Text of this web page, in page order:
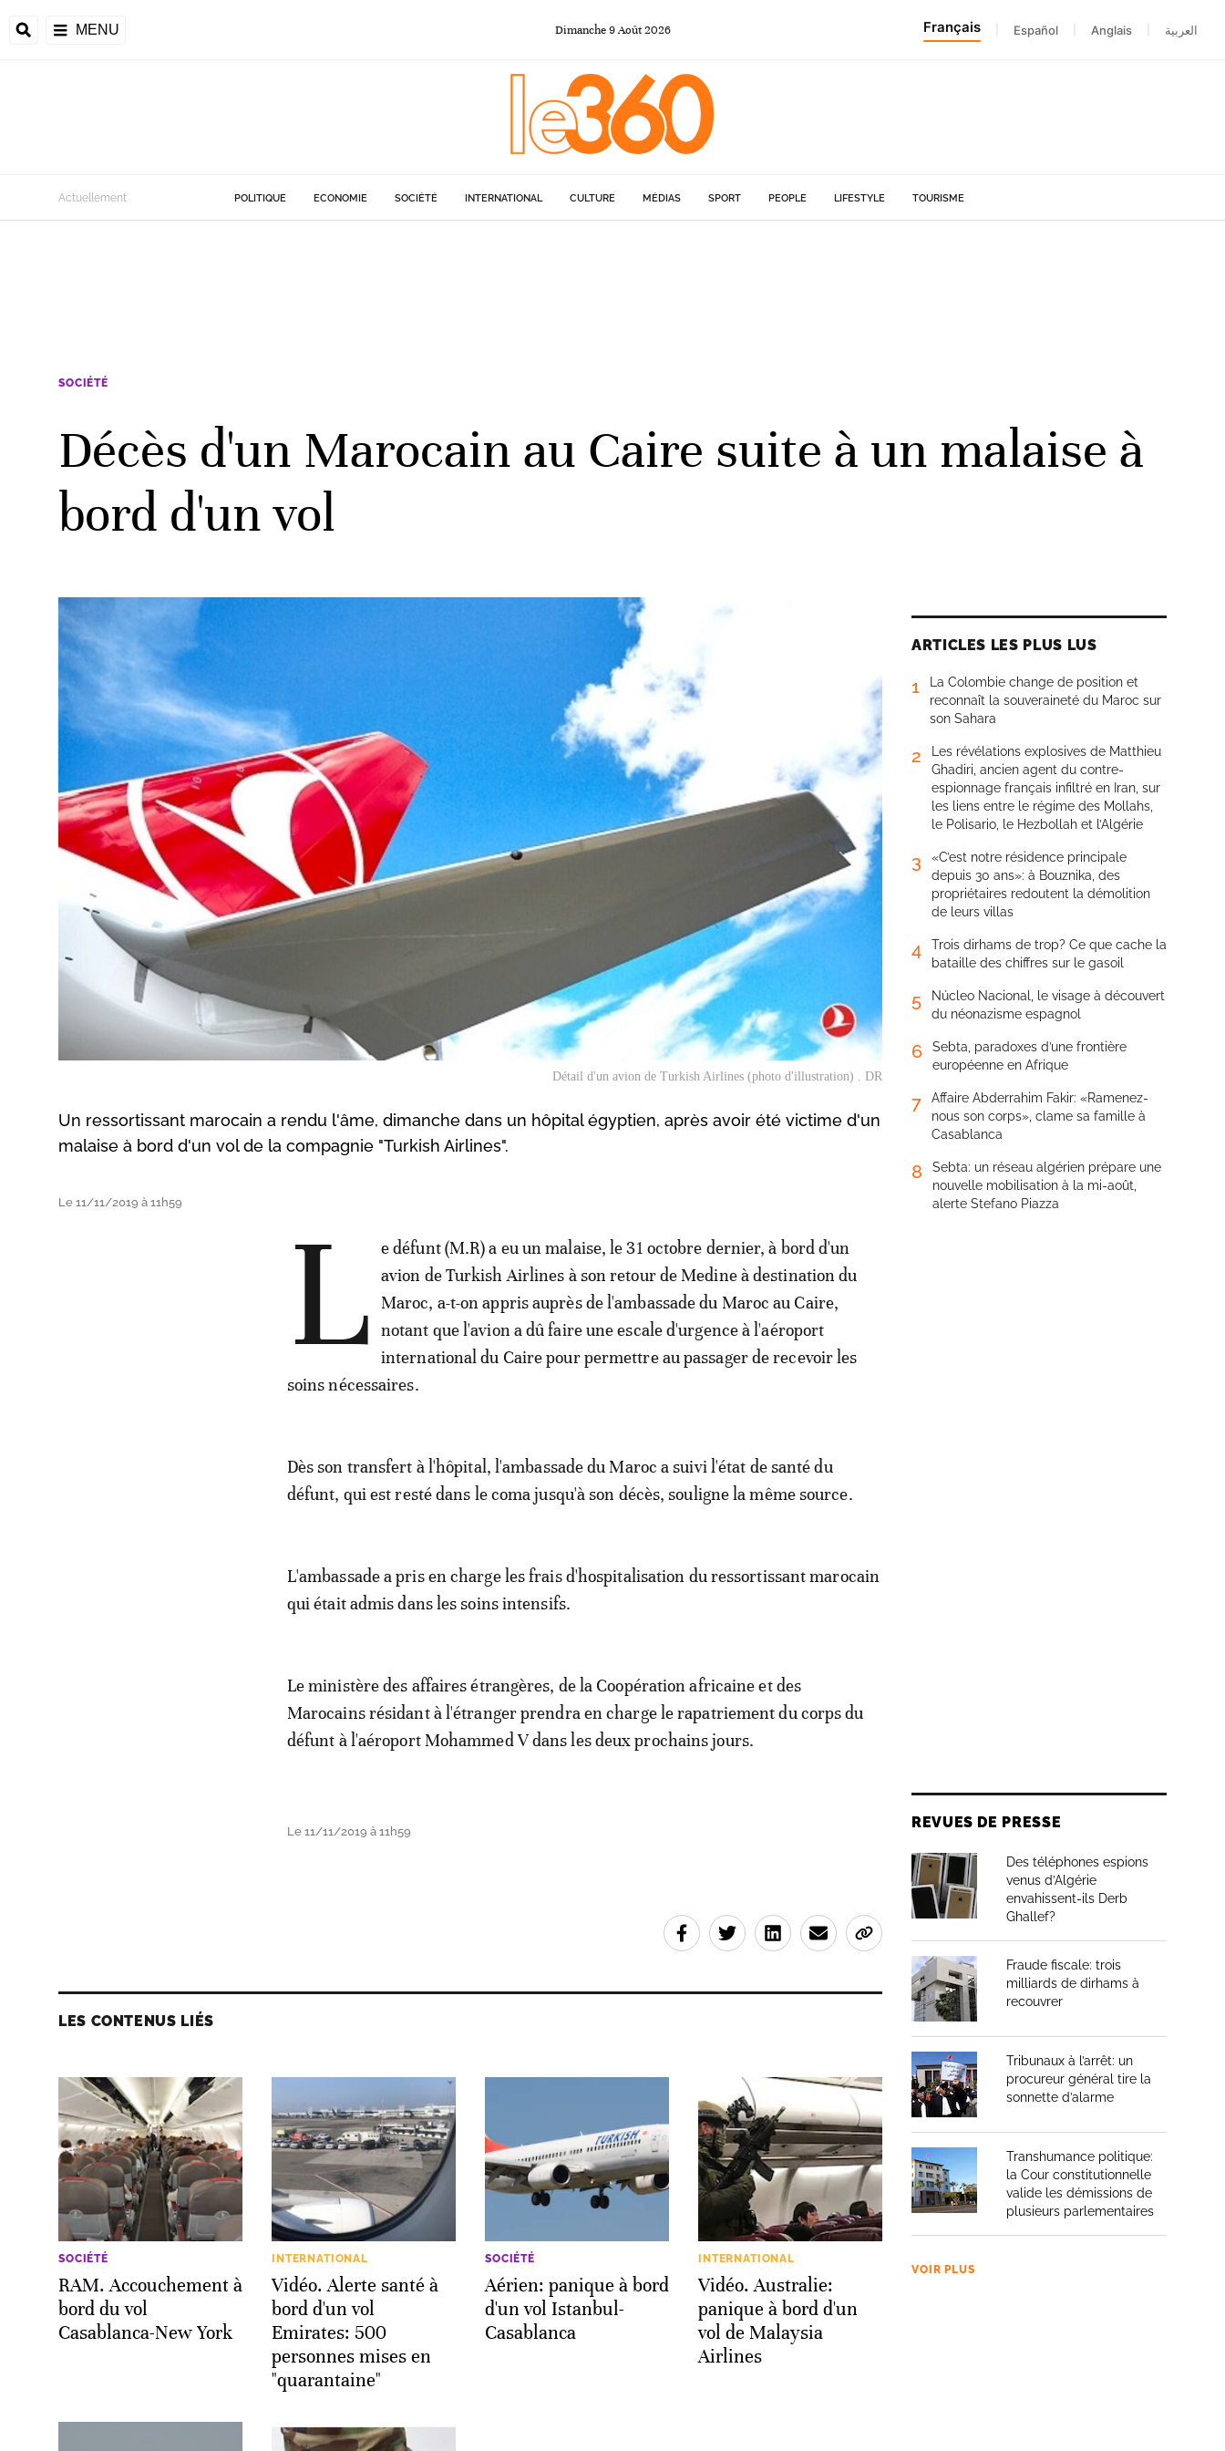
MENU Dimanche 9Août 2026 Français Español Anglais العربية
Actuellement POLITIQUE ECONOMIE SOCIÉTÉ INTERNATIONAL CULTURE MÉDIAS SPORT PEOPLE LIFESTYLE TOURISME
SOCIÉTÉ
Décès d'un Marocain au Caire suite à un malaise à
bord d'un vol
Détail d'un avion de Turkish Airlines (photo d'illustration) . DR
Un ressortissant marocain a rendu l'âme, dimanche dans un hôpital égyptien, après avoir été victime d'un
malaise à bord d'un vol de la compagnie "Turkish Airlines".
Le 11/11/2019 à 11h59 L
e défunt (M.R) a eu un malaise, le 31 octobre dernier, à bord d'un
avion de Turkish Airlines à son retour de Medine à destination du
Maroc, a-t-on appris auprès de l'ambassade du Maroc au Caire,
notant que l'avion a dû faire une escale d'urgence à l'aéroport
international du Caire pour permettre au passager de recevoir les
soins nécessaires.
Dès son transfert à l'hôpital, l'ambassade du Maroc a suivi l'état de santé du
défunt, qui est resté dans le coma jusqu'à son décès, souligne la même source.
L'ambassade a pris en charge les frais d'hospitalisation du ressortissant marocain
qui était admis dans les soins intensifs.
Le ministère des affaires étrangères, de la Coopération africaine et des
Marocains résidant à l'étranger prendra en charge le rapatriement du corps du
défunt à l'aéroport Mohammed V dans les deux prochains jours.
Le 11/11/2019 à 11h59
LES CONTENUS LIÉS
SOCIÉTÉ
RAM. Accouchement à
bord du vol
Casablanca-New York
INTERNATIONAL
Vidéo. Alerte santé à
bord d'un vol
Emirates: 500
personnes mises en
"quarantaine"
SOCIÉTÉ
Aérien: panique à bord
d'un vol Istanbul-
Casablanca
INTERNATIONAL
Vidéo. Australie:
panique à bord d'un
vol de Malaysia
Airlines
ARTICLES LES PLUS LUS
1
La Colombie change de position et
reconnaît la souveraineté du Maroc sur
son Sahara
2
Les révélations explosives de Matthieu
Ghadiri, ancien agent du contre-
espionnage français infiltré en Iran, sur
les liens entre le régime des Mollahs,
le Polisario, le Hezbollah et l’Algérie
3
«C’est notre résidence principale
depuis 30 ans»: à Bouznika, des
propriétaires redoutent la démolition
de leurs villas
4
Trois dirhams de trop? Ce que cache la
bataille des chiffres sur le gasoil
5
Núcleo Nacional, le visage à découvert
du néonazisme espagnol
6
Sebta, paradoxes d’une frontière
européenne en Afrique
7
Affaire Abderrahim Fakir: «Ramenez-
nous son corps», clame sa famille à
Casablanca
8
Sebta: un réseau algérien prépare une
nouvelle mobilisation à la mi-août,
alerte Stefano Piazza
REVUES DE PRESSE
Des téléphones espions
venus d’Algérie
envahissent-ils Derb
Ghallef?
Fraude fiscale: trois
milliards de dirhams à
recouvrer
Tribunaux à l’arrêt: un
procureur général tire la
sonnette d’alarme
Transhumance politique:
la Cour constitutionnelle
valide les démissions de
plusieurs parlementaires
VOIR PLUS